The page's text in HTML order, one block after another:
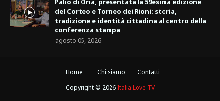
Palio di Oria, presentata la 59esima edizione
del Corteo e Torneo dei Rioni: storia,
tradizione e identità cittadina al centro della
conferenza stampa
agosto 05, 2026
Home Chi siamo
Contatti
Copyright © 2026 Italia Love TV